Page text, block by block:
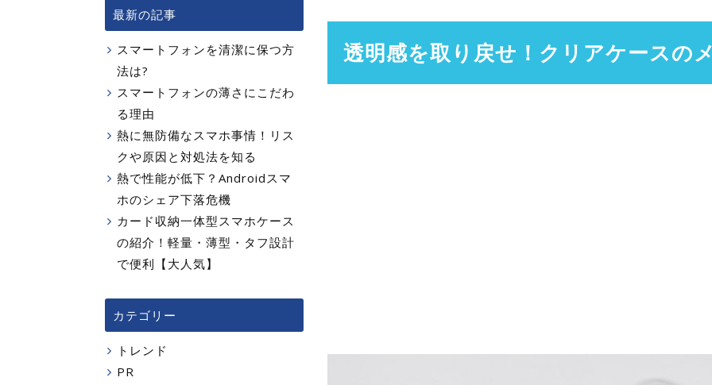
透明感を取り戻せ！クリアケースの
最新の記事
スマートフォンを清潔に保つ方
法は?
スマートフォンの薄さにこだわ
る理由
熱に無防備なスマホ事情！リス
クや原因と対処法を知る
熱で性能が低下？Androidスマ
ホのシェア下落危機
カード収納一体型スマホケース
の紹介！軽量・薄型・タフ設計
で便利【大人気】
カテゴリー
トレンド
PR